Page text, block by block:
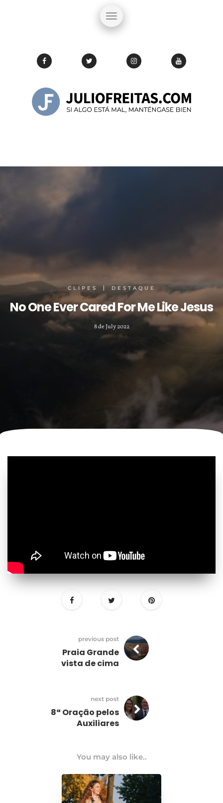
CLIPES DESTAQUE
No One Ever Cared For Me Like Jesus
8 de July 2022
previous post
Praia Grande
vista de cima
next post
8ª Oração pelos
Auxiliares
You may also like..